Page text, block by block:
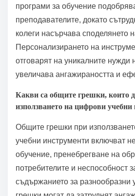
програми за обучение
преподавателите, докато
колеги насърчава споделянето
Персонализирането на
отговарят на уникалните нужди
увеличава ангажираността и
Какви са общите грешки, които
използването на цифрови учебни
Общите грешки при
учебни инструменти включват
обучение, пренебрегване на
потребителите и неспособност
съдържанието за разнообразни